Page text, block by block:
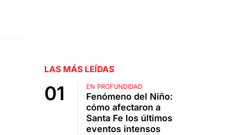
LAS MÁS LEÍDAS
EN PROFUNDIDAD
Fenómeno del Niño:
cómo afectaron a
Santa Fe los últimos
eventos intensos